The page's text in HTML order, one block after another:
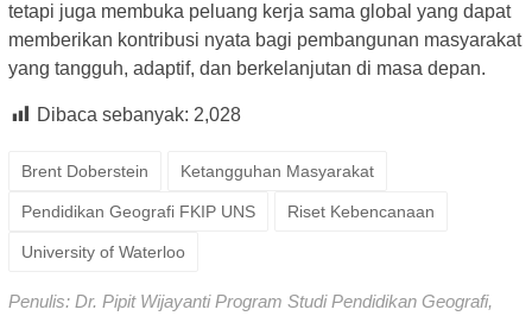
tetapi juga membuka peluang kerja sama global yang dapat
memberikan kontribusi nyata bagi pembangunan masyarakat
yang tangguh, adaptif, dan berkelanjutan di masa depan.
Dibaca sebanyak: 2,028
Brent Doberstein Ketangguhan Masyarakat
Pendidikan Geografi FKIP UNS Riset Kebencanaan
University of Waterloo
Penulis: Dr. Pipit Wijayanti Program Studi Pendidikan Geografi,